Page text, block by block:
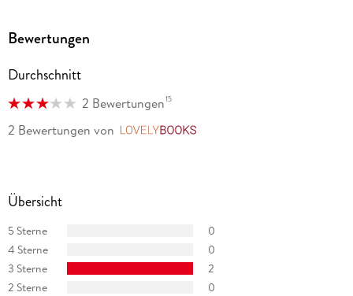
Bewertungen
Durchschnitt
2 Bewertungen15
2 Bewertungen von
Übersicht
5 Sterne
0
4 Sterne
0
3 Sterne
2
2 Sterne
0